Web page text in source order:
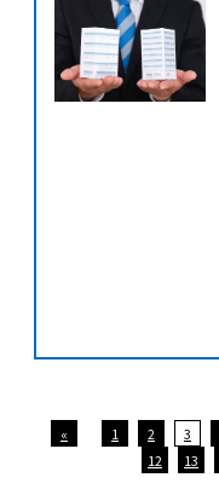
« 1 2 3
12
13